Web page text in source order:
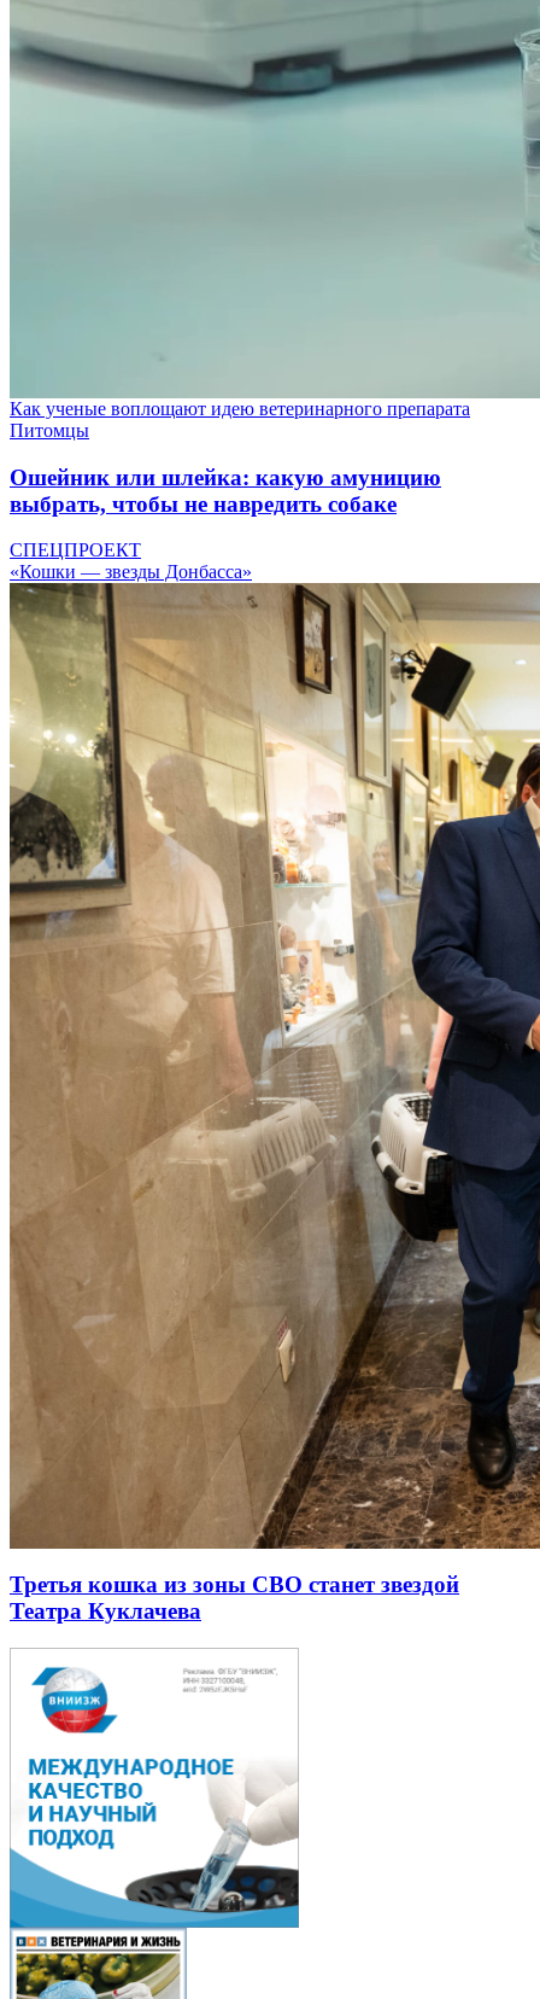
Как ученые воплощают идею ветеринарного препарата
Питомцы
Ошейник или шлейка: какую амуницию
выбрать, чтобы не навредить собаке
СПЕЦПРОЕКТ
«Кошки — звезды Донбасса»
Третья кошка из зоны СВО станет звездой
Театра Куклачева